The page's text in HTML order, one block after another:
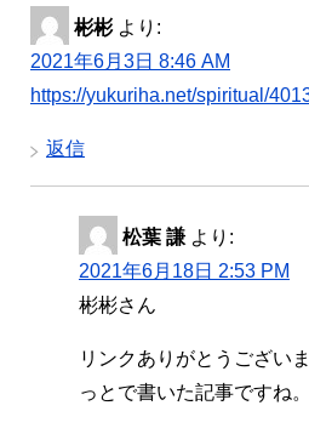
彬彬 より:
2021年6月3日 8:46 AM
https://yukuriha.net/spiritual/
返信
松葉 謙 より:
2021年6月18日 2:53 PM
彬彬さん
リンクありがとうござい
っとで書いた記事ですね。